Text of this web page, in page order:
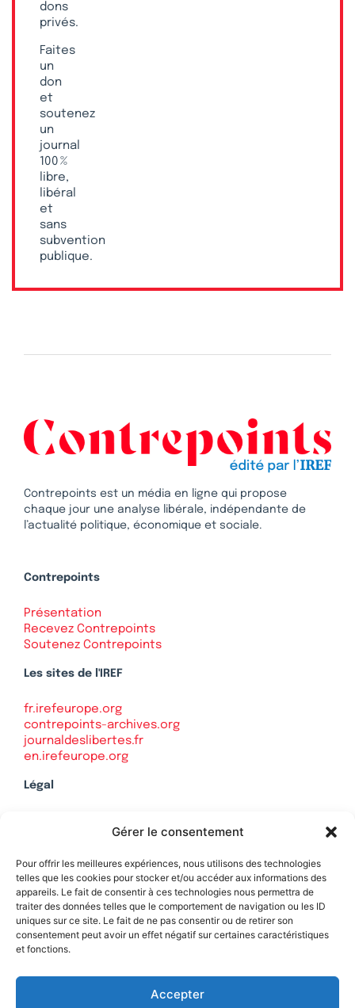
Gérer le consentement
Pour offrir les meilleures expériences, nous utilisons des technologies
telles que les cookies pour stocker et/ou accéder aux informations des
appareils. Le fait de consentir à ces technologies nous permettra de
traiter des données telles que le comportement de navigation ou les ID
uniques sur ce site. Le fait de ne pas consentir ou de retirer son
consentement peut avoir un effet négatif sur certaines caractéristiques
et fonctions.
Accepter
dons
privés.
Faites
un
don
et
soutenez
un
journal
100 %
libre,
libéral
et
sans
subvention
publique.
Contrepoints est un média en ligne qui propose
chaque jour une analyse libérale, indépendante de
l’actualité politique, économique et sociale.
Contrepoints
Présentation
Recevez Contrepoints
Soutenez Contrepoints
Les sites de l'IREF
fr.irefeurope.org
contrepoints-archives.org
journaldeslibertes.fr
en.irefeurope.org
Légal
Politique de confidentialité
Contact
Soutenez Contrepoints